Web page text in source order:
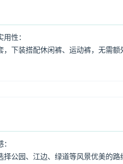
性：
下装搭配休闲裤、运动裤，无需额
公园、江边、绿道等风景优美的路